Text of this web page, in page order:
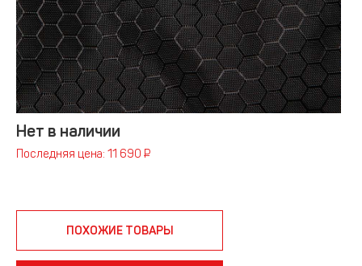
Нет в наличии
Последняя цена: 11 690 ₽
ПОХОЖИЕ ТОВАРЫ